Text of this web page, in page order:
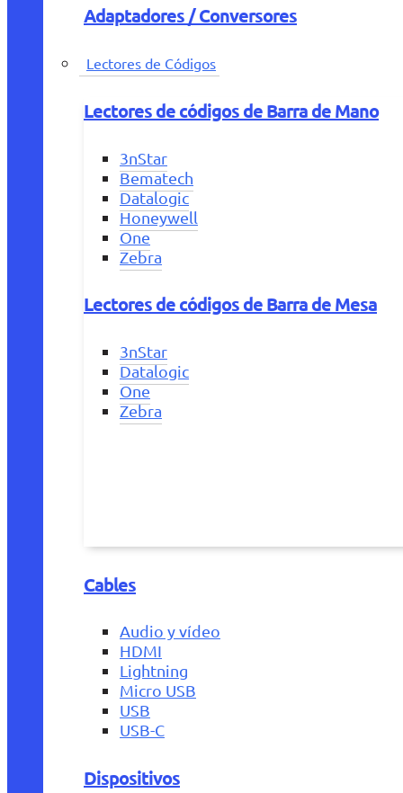
Adaptadores / Conversores
Lectores de Códigos
Lectores de códigos de Barra de Mano
3nStar
Bematech
Datalogic
Honeywell
One
Zebra
Lectores de códigos de Barra de Mesa
3nStar
Datalogic
One
Zebra
Cables
Audio y vídeo
HDMI
Lightning
Micro USB
USB
USB-C
Dispositivos